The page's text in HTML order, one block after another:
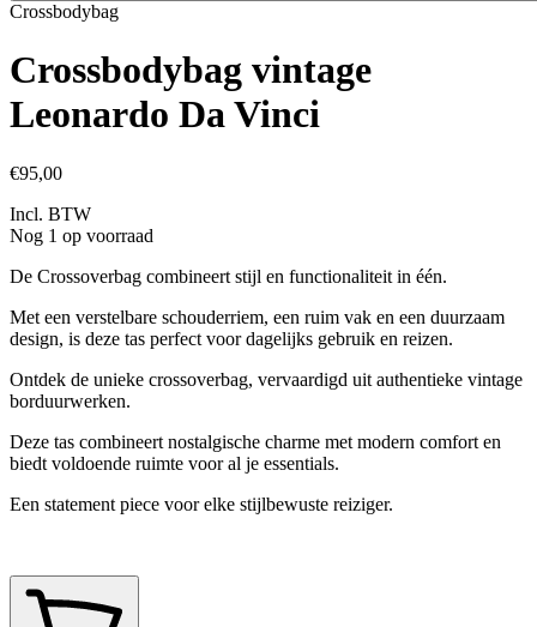
Crossbodybag
Crossbodybag vintage
Leonardo Da Vinci
€95,00
Incl. BTW
Nog 1 op voorraad
De Crossoverbag combineert stijl en functionaliteit in één.
Met een verstelbare schouderriem, een ruim vak en een duurzaam
design, is deze tas perfect voor dagelijks gebruik en reizen.
Ontdek de unieke crossoverbag, vervaardigd uit authentieke vintage
borduurwerken.
Deze tas combineert nostalgische charme met modern comfort en
biedt voldoende ruimte voor al je essentials.
Een statement piece voor elke stijlbewuste reiziger.